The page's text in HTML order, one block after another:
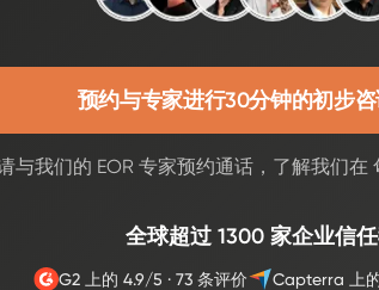
预约与专家进行30分钟的初步
与我们的 EOR 专家预约通话，了解我们在
全球超过 1300 家企业信
G2 上的 4.9/5 · 73 条评价 Capterra 上